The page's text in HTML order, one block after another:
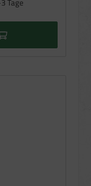
Schaltflächen um die Anzahl zu